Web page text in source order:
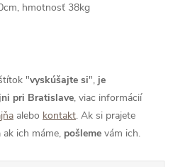
hmotnosť 38kg
"vyskúšajte si", je
pri Bratislave, viac informácií
alebo kontakt. Ak si prajete
ich máme, pošleme vám ich.